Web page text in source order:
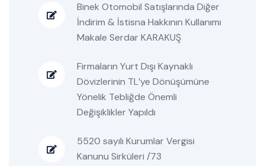
Binek Otomobil Satışlarında Diğer
İndirim & İstisna Hakkının Kullanımı
Makale Serdar KARAKUŞ
Firmaların Yurt Dışı Kaynaklı
Dövizlerinin TL’ye Dönüşümüne
Yönelik Tebliğde Önemli
Değişiklikler Yapıldı
5520 sayılı Kurumlar Vergisi
Kanunu Sirküleri /73